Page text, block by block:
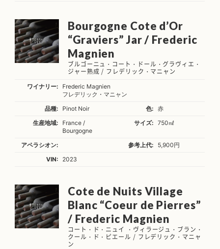
Bourgogne Cote d’Or
“Graviers” Jar / Frederic
Magnien
ブルゴーニュ・コート・ドール・グラヴィエ・
ジャー熟成 / フレデリック・マニャン
ワイナリー:
Frederic Magnien
フレデリック・マニャン
品種:
Pinot Noir 色:
赤
生産地域:
France /
Bourgogne
サイズ: 750㎖
アペラシオン: 参考上代:
5,900円
VIN:
2023
Cote de Nuits Village
Blanc “Coeur de Pierres”
/ Frederic Magnien
コート・ド・ニュイ ・ヴィラージュ・ブラン・
クール・ド・ピエール / フレデリック・マニャ
ン